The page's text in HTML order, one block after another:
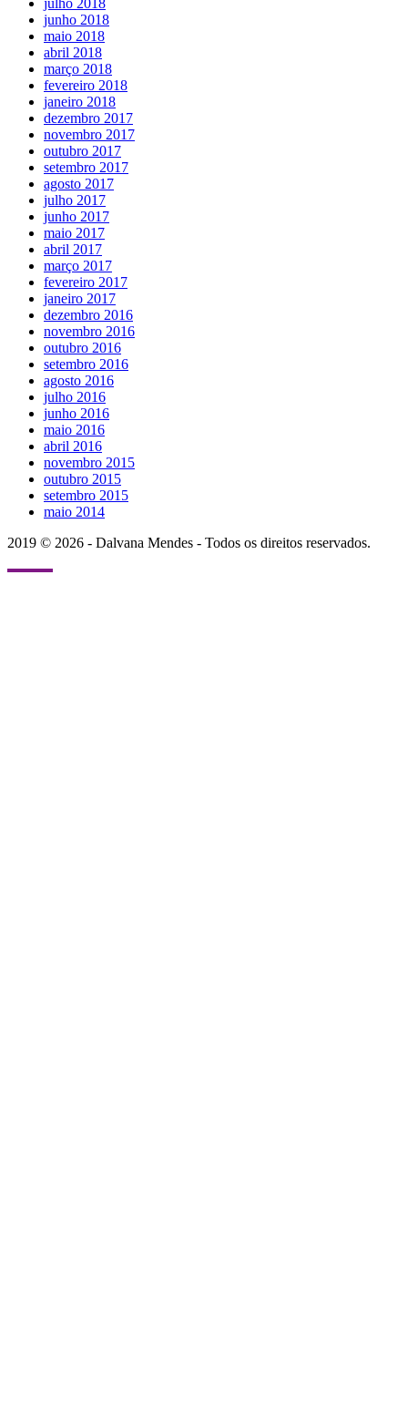
junho 2018
maio 2018
abril 2018
março 2018
fevereiro 2018
janeiro 2018
dezembro 2017
novembro 2017
outubro 2017
setembro 2017
agosto 2017
julho 2017
junho 2017
maio 2017
abril 2017
março 2017
fevereiro 2017
janeiro 2017
dezembro 2016
novembro 2016
outubro 2016
setembro 2016
agosto 2016
julho 2016
junho 2016
maio 2016
abril 2016
novembro 2015
outubro 2015
setembro 2015
maio 2014
2019 © 2026 - Dalvana Mendes - Todos os direitos reservados.